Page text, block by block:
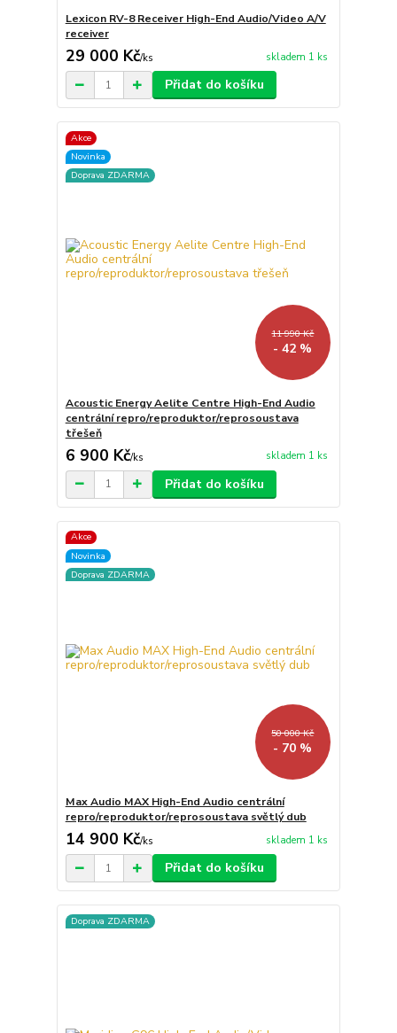
Lexicon RV-8 Receiver High-End Audio/Video A/V
receiver
29 000 Kč/ks skladem 1 ks
Přidat do košíku
Akce
Novinka
Doprava ZDARMA
11 990 Kč
- 42 %
Acoustic Energy Aelite Centre High-End Audio
centrální repro/reproduktor/reprosoustava
třešeň
6 900 Kč/ks skladem 1 ks
Přidat do košíku
Akce
Novinka
Doprava ZDARMA
50 000 Kč
- 70 %
Max Audio MAX High-End Audio centrální
repro/reproduktor/reprosoustava světlý dub
14 900 Kč/ks skladem 1 ks
Přidat do košíku
Doprava ZDARMA